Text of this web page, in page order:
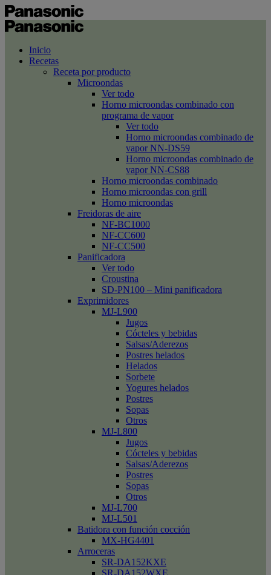
Inicio
Recetas
Receta por producto
Microondas
Ver todo
Horno microondas combinado con
programa de vapor
Ver todo
Horno microondas combinado de
vapor NN-DS59
Horno microondas combinado de
vapor NN-CS88
Horno microondas combinado
Horno microondas con grill
Horno microondas
Freidoras de aire
NF-BC1000
NF-CC600
NF-CC500
Panificadora
Ver todo
Croustina
SD-PN100 – Mini panificadora
Exprimidores
MJ-L900
Jugos
Cócteles y bebidas
Salsas/Aderezos
Postres helados
Helados
Sorbete
Yogures helados
Postres
Sopas
Otros
MJ-L800
Jugos
Cócteles y bebidas
Salsas/Aderezos
Postres
Sopas
Otros
MJ-L700
MJ-L501
Batidora con función cocción
MX-HG4401
Arroceras
SR-DA152KXE
SR-DA152WXE